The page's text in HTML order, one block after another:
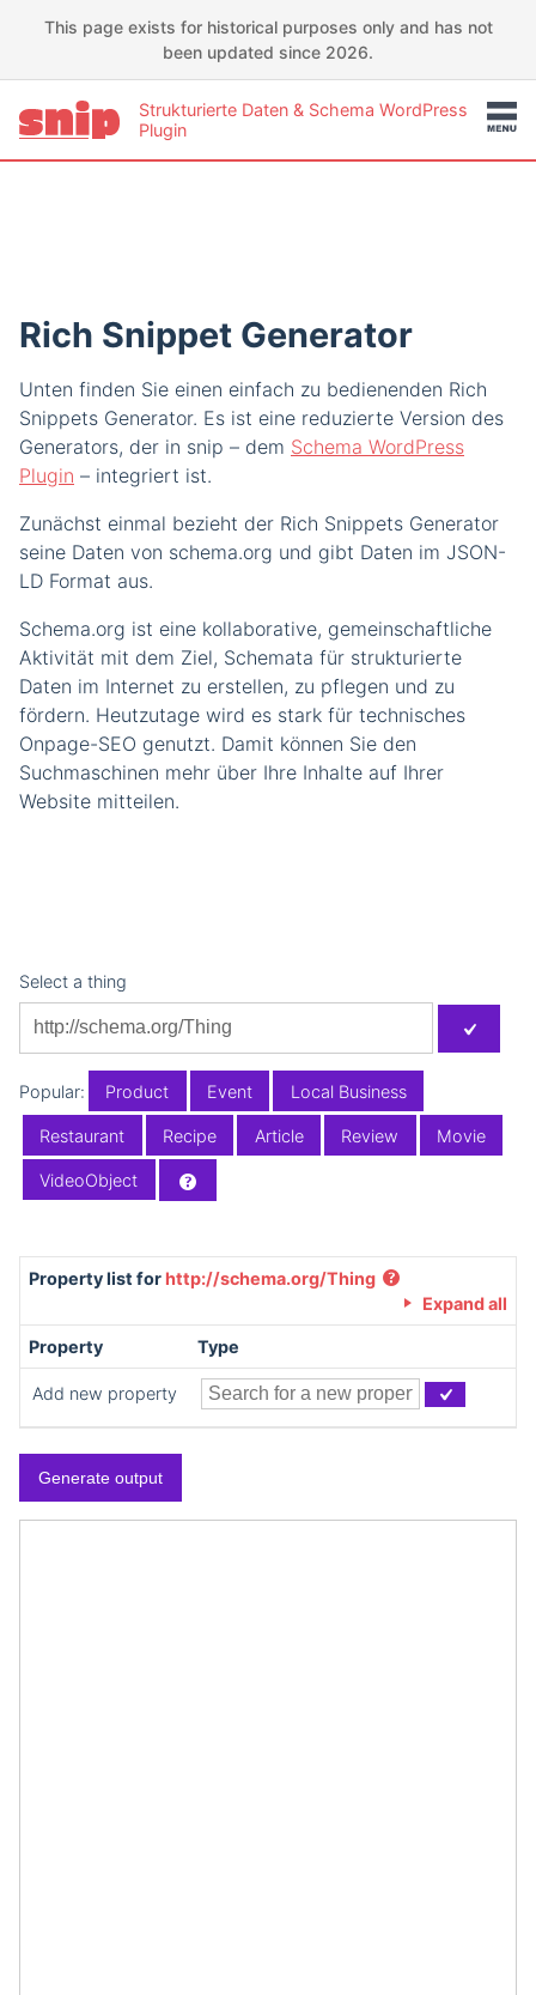
This page exists for historical purposes only and has not
been updated since 2026.
Strukturierte Daten & Schema WordPress
Plugin
Rich Snippet Generator
Unten finden Sie einen einfach zu bedienenden Rich
Snippets Generator. Es ist eine reduzierte Version des
Generators, der in snip – dem Schema WordPress
Plugin – integriert ist.
Zunächst einmal bezieht der Rich Snippets Generator
seine Daten von schema.org und gibt Daten im JSON-
LD Format aus.
Schema.org ist eine kollaborative, gemeinschaftliche
Aktivität mit dem Ziel, Schemata für strukturierte
Daten im Internet zu erstellen, zu pflegen und zu
fördern. Heutzutage wird es stark für technisches
Onpage-SEO genutzt. Damit können Sie den
Suchmaschinen mehr über Ihre Inhalte auf Ihrer
Website mitteilen.
Select a thing
Popular: Product Event Local Business
Restaurant Recipe Article Review Movie
VideoObject
Property list forhttp://schema.org/Thing
Expand all
Property Type
Add new property
Generate output